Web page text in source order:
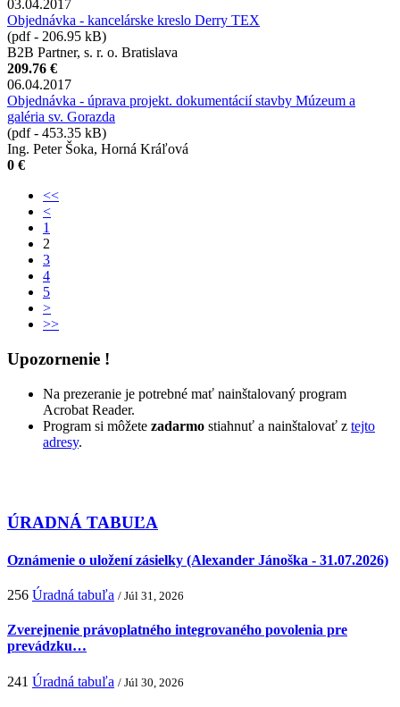
03.04.2017
Objednávka - kancelárske kreslo Derry TEX
(pdf - 206.95 kB)
B2B Partner, s. r. o. Bratislava
209.76 €
06.04.2017
Objednávka - úprava projekt. dokumentácií stavby Múzeum a
galéria sv. Gorazda
(pdf - 453.35 kB)
Ing. Peter Šoka, Horná Kráľová
0 €
<<
<
1
2
3
4
5
>
>>
Upozornenie !
Na prezeranie je potrebné mať nainštalovaný program
Acrobat Reader.
Program si môžete zadarmo stiahnuť a nainštalovať z tejto
adresy.
ÚRADNÁ TABUĽA
Oznámenie o uložení zásielky (Alexander Jánoška - 31.07.2026)
256 Úradná tabuľa / Júl 31, 2026
Zverejnenie právoplatného integrovaného povolenia pre
prevádzku…
241 Úradná tabuľa / Júl 30, 2026